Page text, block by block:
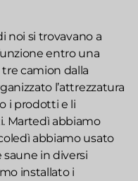
noi si trovavano a
entro una
camion dalla
l’attrezzatura
i prodotti e li
Martedì abbiamo
abbiamo usato
in diversi
installato i